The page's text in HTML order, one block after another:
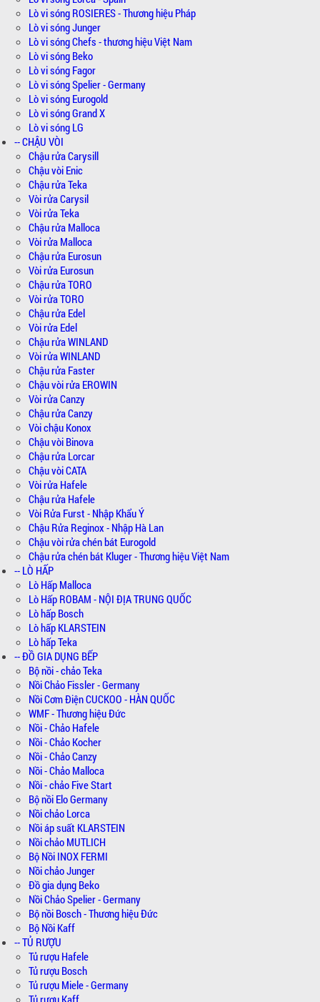
Lò vi sóng ROSIERES - Thương hiệu Pháp
Lò vi sóng Junger
Lò vi sóng Chefs - thương hiệu Việt Nam
Lò vi sóng Beko
Lò vi sóng Fagor
Lò vi sóng Spelier - Germany
Lò vi sóng Eurogold
Lò vi sóng Grand X
Lò vi sóng LG
-- CHẬU VÒI
Chậu rửa Carysill
Chậu vòi Enic
Chậu rửa Teka
Vòi rửa Carysil
Vòi rửa Teka
Chậu rửa Malloca
Vòi rửa Malloca
Chậu rửa Eurosun
Vòi rửa Eurosun
Chậu rửa TORO
Vòi rửa TORO
Chậu rửa Edel
Vòi rửa Edel
Chậu rửa WINLAND
Vòi rửa WINLAND
Chậu rửa Faster
Chậu vòi rửa EROWIN
Vòi rửa Canzy
Chậu rửa Canzy
Vòi chậu Konox
Chậu vòi Binova
Chậu rửa Lorcar
Chậu vòi CATA
Vòi rửa Hafele
Chậu rửa Hafele
Vòi Rửa Furst - Nhập Khẩu Ý
Chậu Rửa Reginox - Nhập Hà Lan
Chậu vòi rửa chén bát Eurogold
Chậu rửa chén bát Kluger - Thương hiệu Việt Nam
-- LÒ HẤP
Lò Hấp Malloca
Lò Hấp ROBAM - NỘI ĐỊA TRUNG QUỐC
Lò hấp Bosch
Lò hấp KLARSTEIN
Lò hấp Teka
-- ĐỒ GIA DỤNG BẾP
Bộ nồi - chảo Teka
Nồi Chảo Fissler - Germany
Nồi Cơm Điện CUCKOO - HÀN QUỐC
WMF - Thương hiệu Đức
Nồi - Chảo Hafele
Nồi - Chảo Kocher
Nồi - Chảo Canzy
Nồi - Chảo Malloca
Nồi - chảo Five Start
Bộ nồi Elo Germany
Nồi chảo Lorca
Nồi áp suất KLARSTEIN
Nồi chảo MUTLICH
Bộ Nồi INOX FERMI
Nồi chảo Junger
Đồ gia dụng Beko
Nồi Chảo Spelier - Germany
Bộ nồi Bosch - Thương hiệu Đức
Bộ Nồi Kaff
-- TỦ RƯỢU
Tủ rượu Hafele
Tủ rượu Bosch
Tủ rượu Miele - Germany
Tủ rượu Kaff